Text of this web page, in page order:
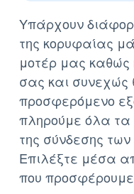
Υπάρχουν
της κορυφαίας
μοτέρ μας
σας και συνεχώς
προσφερόμενο
πληρούμε όλα
της σύνδεσης
Επιλέξτε μέσα
που